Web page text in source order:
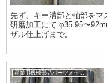
先ず、キー溝部と軸部をマ
研磨加工にて φ35.95〜
ザル仕上げまで。
産業用機械部品パーツメッキ加工履歴